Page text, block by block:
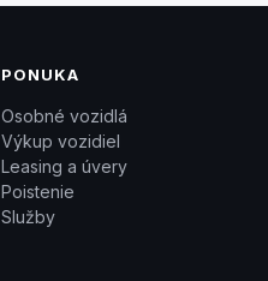
PONUKA
Osobné vozidlá
Výkup vozidiel
Leasing a úvery
Poistenie
Služby